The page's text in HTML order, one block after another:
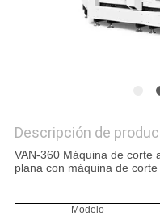
CASOS
DE
TRABAJO
Descripción de
VAN-360 Máquina de corte
plana con máquina de corte
Modelo